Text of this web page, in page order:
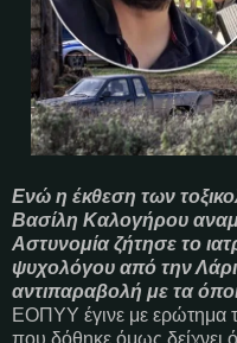
Ενώ η έκθεση των
Βασίλη Καλογήρου
Αστυνομία ζήτησε το
ψυχολόγου από την
αντιπαραβολή με τα
ΕΟΠΥΥ έγινε με ερώτημα
που δόθηκε όμως δείχνει